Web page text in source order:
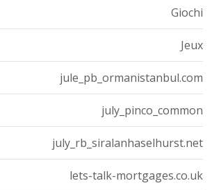
Giochi
Jeux
jule_pb_ormanistanbul.com
july_pinco_common
july_rb_siralanhaselhurst.net
lets-talk-mortgages.co.uk